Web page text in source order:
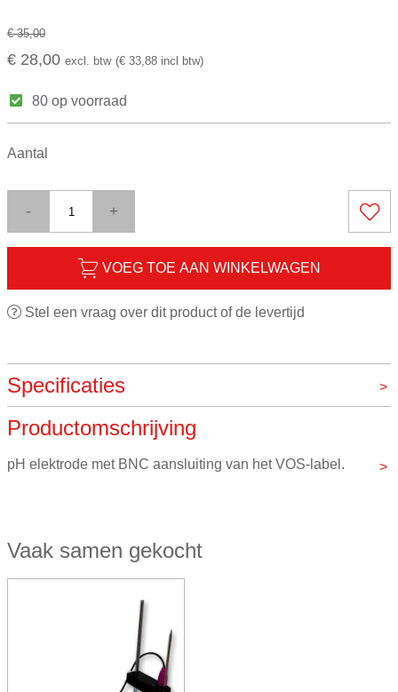
€ 35,00
€ 28,00 excl. btw (€ 33,88 incl btw)
80 op voorraad
Aantal
- +
VOEG TOE AAN WINKELWAGEN
Stel een vraag over dit product of de levertijd
Specificaties
Merk
Productomschrijving
pH elektrode met BNC aansluiting van het VOS-label.
sensoren. Elke pH-meter met een BNC-connector is
compatibel met elke pH-electrode met een BNC-
connector, ongeacht de fabrikant van het apparaat.
Vaak samen gekocht